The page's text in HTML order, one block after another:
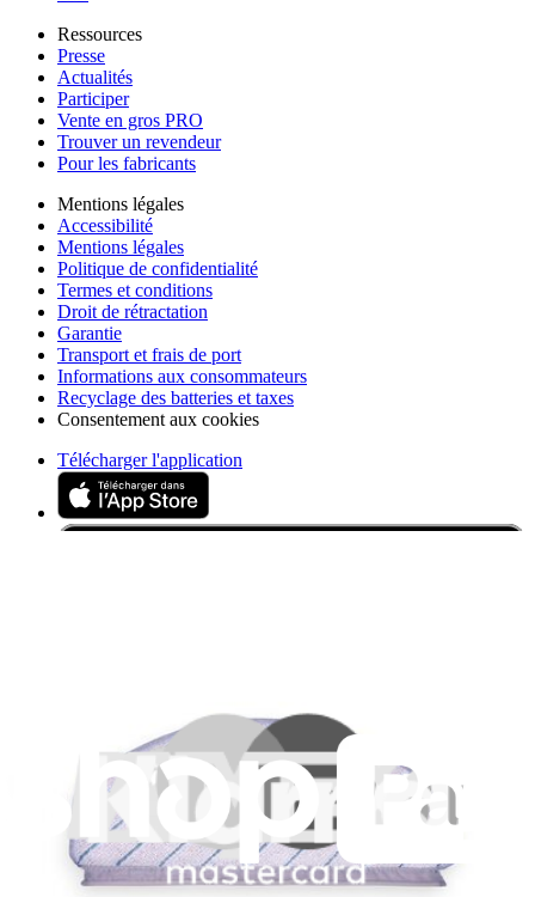
Ressources
Presse
Actualités
Participer
Vente en gros PRO
Trouver un revendeur
Pour les fabricants
Mentions légales
Accessibilité
Mentions légales
Politique de confidentialité
Termes et conditions
Droit de rétractation
Garantie
Transport et frais de port
Informations aux consommateurs
Recyclage des batteries et taxes
Consentement aux cookies
Télécharger l'application
Apprenez quelque chose de nouveau chaque semaine